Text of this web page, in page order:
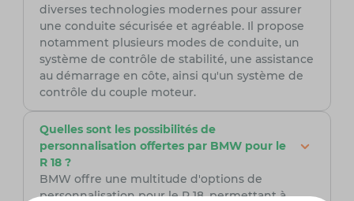
diverses technologies modernes pour assurer
une conduite sécurisée et agréable. Il propose
notamment plusieurs modes de conduite, un
système de contrôle de stabilité, une assistance
au démarrage en côte, ainsi qu'un système de
contrôle du couple moteur.
Quelles sont les possibilités de
personnalisation offertes par BMW pour le
R 18 ?
BMW offre une multitude d'options de
personnalisation pour le R 18, permettant à